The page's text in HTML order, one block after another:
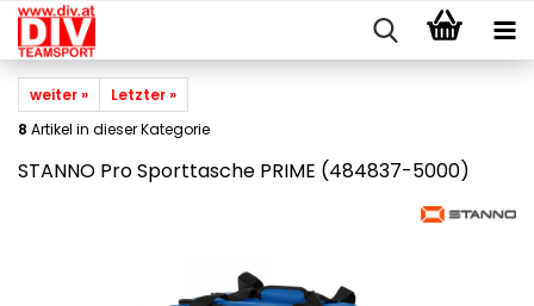
weiter »
Letzter »
8 Artikel in dieser Kategorie
STANNO Pro Sporttasche PRIME (484837-5000)